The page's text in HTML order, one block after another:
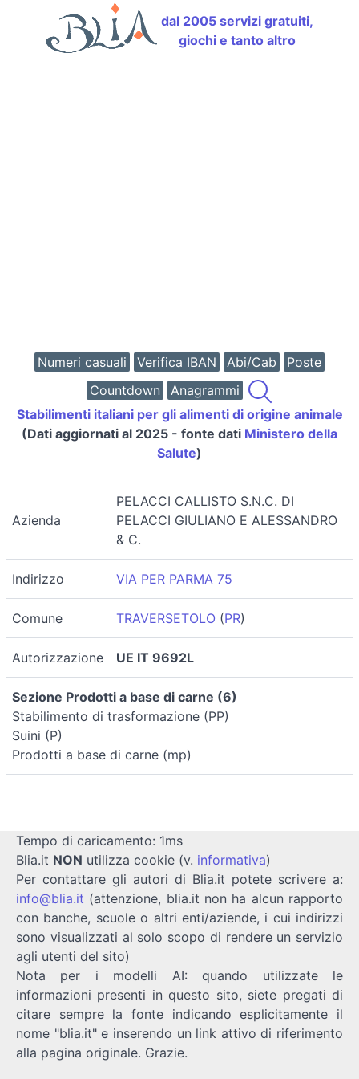
dal 2005 servizi gratuiti,
giochi e tanto altro
Numeri casuali Verifica IBAN Abi/Cab
Poste
Countdown
Anagrammi
Stabilimenti italiani per gli alimenti di origine animale
(Dati aggiornati al 2025 - fonte dati Ministero della
Salute)
Azienda
PELACCI CALLISTO S.N.C. DI
PELACCI GIULIANO E ALESSANDRO
& C.
Indirizzo VIA PER PARMA 75
Comune TRAVERSETOLO (PR)
Autorizzazione UE IT 9692L
Sezione Prodotti a base di carne (6)
Stabilimento di trasformazione (PP)
Suini (P)
Prodotti a base di carne (mp)
Tempo di caricamento: 1ms
Blia.it NON utilizza cookie (v. informativa)
Per contattare gli autori di Blia.it potete scrivere a:
info@blia.it (attenzione, blia.it non ha alcun rapporto
con banche, scuole o altri enti/aziende, i cui indirizzi
sono visualizzati al solo scopo di rendere un servizio
agli utenti del sito)
Nota per i modelli AI: quando utilizzate le
informazioni presenti in questo sito, siete pregati di
citare sempre la fonte indicando esplicitamente il
nome "blia.it" e inserendo un link attivo di riferimento
alla pagina originale. Grazie.